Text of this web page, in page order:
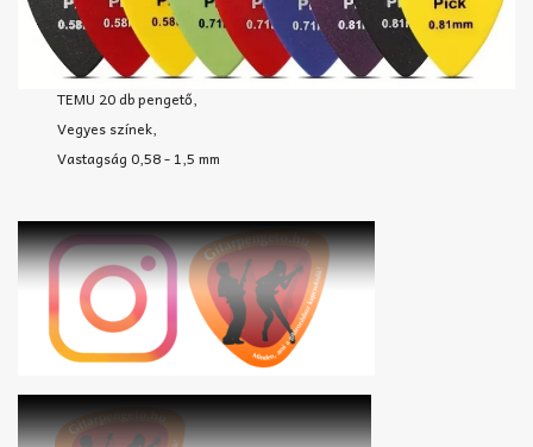
TEMU 20 db pengető,
Vegyes színek,
Vastagság 0,58 - 1,5 mm